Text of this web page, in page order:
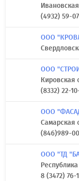
(4932) 59-
ООО
ООО
Кировская
(8332) 22-
ООО
Самарская
(846)989-
ООО "ТД
8 (3472) 76-